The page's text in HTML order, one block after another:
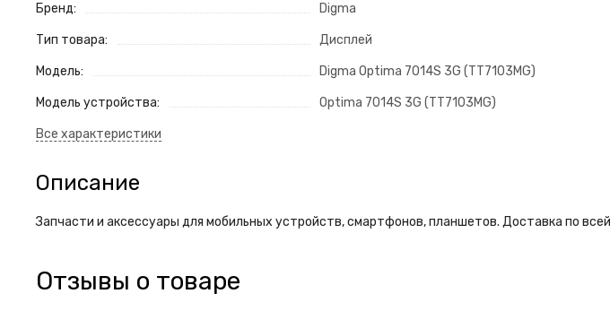
Бренд: Digma
Тип товара: Дисплей
Модель: Digma Optima 7014S 3G (TT7103MG)
Модель устройства: Optima 7014S 3G (TT7103MG)
Описание
Запчасти и аксессуары для мобильных устройств, смартфонов, планшетов. Доставка по
Отзывы о товаре